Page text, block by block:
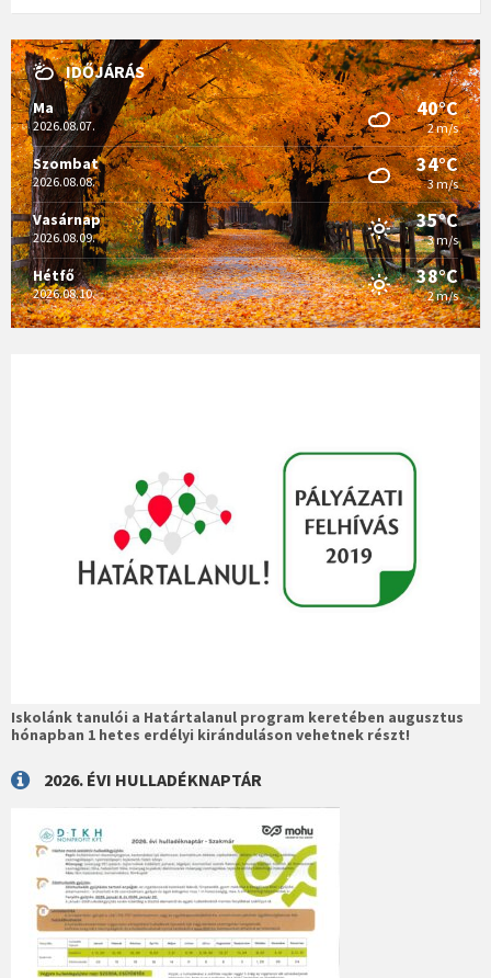
IDŐJÁRÁS
Ma
2026.08.07.
40°C
2 m/s
Szombat
2026.08.08.
34°C
3 m/s
Vasárnap
2026.08.09.
35°C
3 m/s
Hétfő
2026.08.10.
38°C
2 m/s
Iskolánk tanulói a Határtalanul program keretében augusztus
hónapban 1 hetes erdélyi kiránduláson vehetnek részt!
2026. ÉVI HULLADÉKNAPTÁR